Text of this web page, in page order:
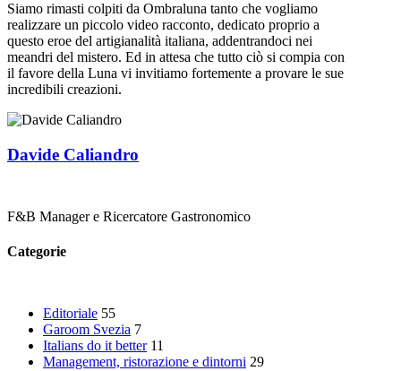
Siamo rimasti colpiti da Ombraluna tanto che vogliamo
realizzare un piccolo video racconto, dedicato proprio a
questo eroe del artigianalità italiana, addentrandoci nei
meandri del mistero. Ed in attesa che tutto ciò si compia con
il favore della Luna vi invitiamo fortemente a provare le sue
incredibili creazioni.
Davide Caliandro
F&B Manager e Ricercatore Gastronomico
Categorie
Editoriale 55
Garoom Svezia 7
Italians do it better 11
Management, ristorazione e dintorni 29